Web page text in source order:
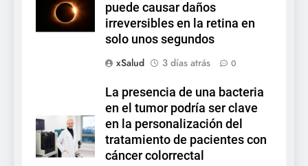
puede causar daños
irreversibles en la retina en
solo unos segundos
xSalud
3 días atrás 0
La presencia de una bacteria
en el tumor podría ser clave
en la personalización del
tratamiento de pacientes con
cáncer colorrectal